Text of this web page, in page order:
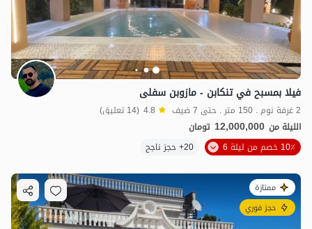
فيلا بمسبح في تنكابن - مازوبن سفلى
2 غرفة نوم . 150 متر . حتى 7 ضيف 4.8 (14 تعليق)
الليلة من 12,000,000 تومان
10٪ خصم من ليلة 6
20+ حجز ناجح
ممتازة
حجز فوري